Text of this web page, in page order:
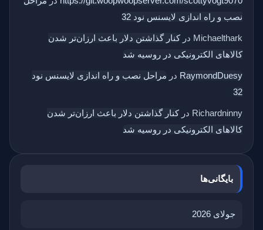
نصب و راه اندازی لایسنس نود 32
Michaelthark درکنار گذاشتن دلار باعث ارزان‌تر شدن
کالاهای الکترونیکی در روسیه شد
RaymondDuesy در مراحل نصب و راه اندازی لایسنس نود
32
Richardninny درکنار گذاشتن دلار باعث ارزان‌تر شدن
کالاهای الکترونیکی در روسیه شد
بایگانی‌ها
جولای 2026